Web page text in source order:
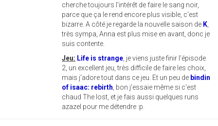
cherche toujours l'intérêt de faire le sang noir,
parce que ça le rend encore plus visible, c'est
bizarre. A côté je regarde la nouvelle saison de K,
très sympa, Anna est plus mise en avant, donc je
suis contente.
Jeu: Life is strange, je viens juste finir l'épisode
2, un excellent jeu, très difficile de faire les choix,
mais j'adore tout dans ce jeu. Et un peu de bindin
of isaac: rebirth, bon j'essaie même si c'est
chaud The lost, et je fais aussi quelques runs
azazel pour me détendre :p.